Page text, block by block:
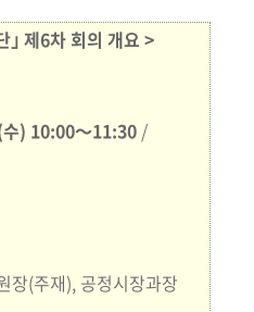
｣ 제6차 회의 개요 >
) 10:00～11:30/
장(주재), 공정시장과장